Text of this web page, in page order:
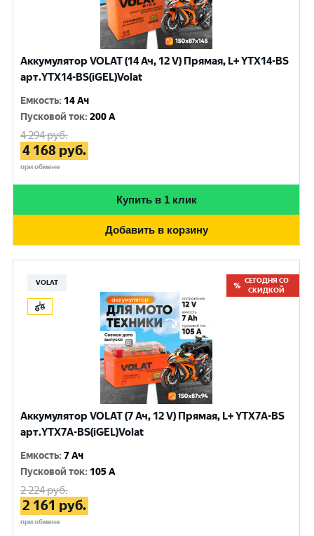
Аккумулятор VOLAT (14 Ач, 12 V) Прямая, L+ YTX14-BS
арт.YTX14-BS(iGEL)Volat
Емкость: 14 Ач
Пусковой ток:200 A
4 294руб.
4 168 руб.
при обмене
Купить в 1 клик
Добавить в корзину
VOLAT
СЕГОДНЯ СО
СКИДКОЙ
Аккумулятор VOLAT (7 Ач, 12 V) Прямая, L+ YTX7A-BS
арт.YTX7A-BS(iGEL)Volat
Емкость:7 Ач
Пусковой ток: 105 A
2 224руб.
2 161 руб.
при обмене